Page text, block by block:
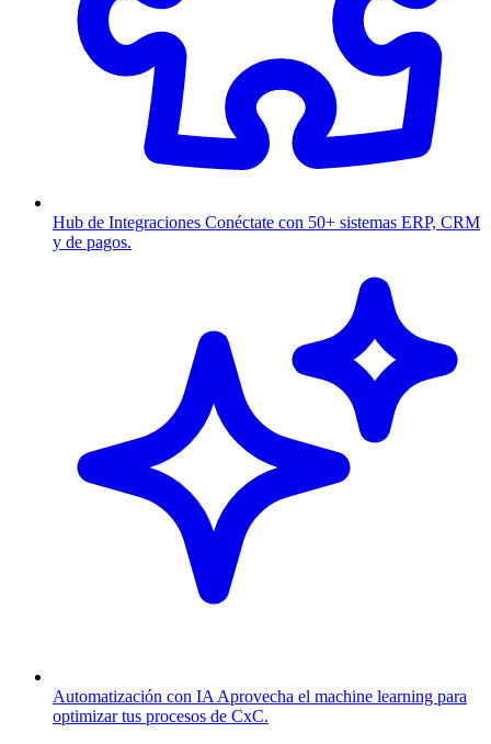
Hub de Integraciones Conéctate con 50+ sistemas ERP, CRM
y de pagos.
Automatización con IA Aprovecha el machine learning para
optimizar tus procesos de CxC.